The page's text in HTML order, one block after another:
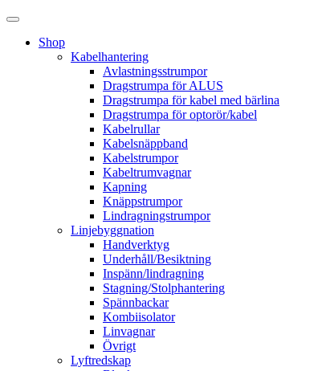
Shop
Kabelhantering
Avlastningsstrumpor
Dragstrumpa för ALUS
Dragstrumpa för kabel med bärlina
Dragstrumpa för optorör/kabel
Kabelrullar
Kabelsnäppband
Kabelstrumpor
Kabeltrumvagnar
Kapning
Knäppstrumpor
Lindragningstrumpor
Linjebyggnation
Handverktyg
Underhåll/Besiktning
Inspänn/lindragning
Stagning/Stolphantering
Spännbackar
Kombiisolator
Linvagnar
Övrigt
Lyftredskap